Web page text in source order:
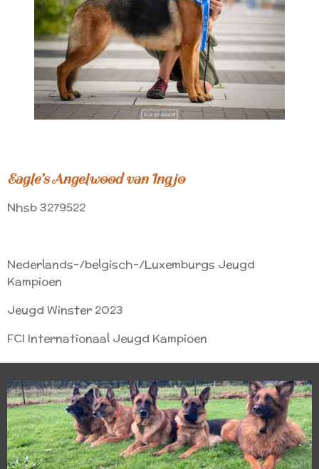
Eagle's Angelwood van Ingjo
Nhsb 3279522
Nederlands-/belgisch-/Luxemburgs Jeugd
Kampioen
Jeugd Winster 2023
FCI Internationaal Jeugd Kampioen